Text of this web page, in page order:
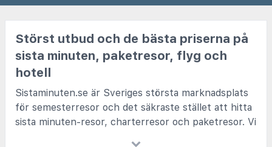
Störst utbud och de bästa priserna på
sista minuten, paketresor, flyg och
hotell
Sistaminuten.se är Sveriges största marknadsplats
för semesterresor och det säkraste stället att hitta
sista minuten-resor, charterresor och paketresor. Vi